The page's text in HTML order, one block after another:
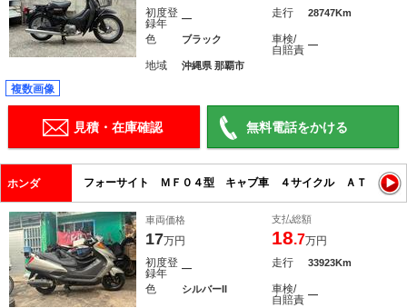
初度登
録年
― 走行 28747Km
色 ブラック
車検/
自賠責 ―
地域 沖縄県 那覇市
複数画像
見積・在庫確認 無料電話をかける
ホンダ フォーサイト ＭＦ０４型 キャブ車 ４サイクル ＡＴ
車両価格
17万円
支払総額
18.7万円
初度登
録年
― 走行 33923Km
色 シルバーII
車検/
自賠責 ―